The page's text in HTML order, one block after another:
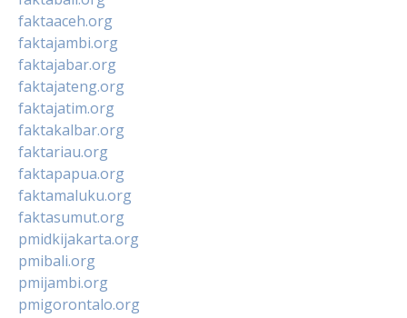
faktaaceh.org
faktajambi.org
faktajabar.org
faktajateng.org
faktajatim.org
faktakalbar.org
faktariau.org
faktapapua.org
faktamaluku.org
faktasumut.org
pmidkijakarta.org
pmibali.org
pmijambi.org
pmigorontalo.org